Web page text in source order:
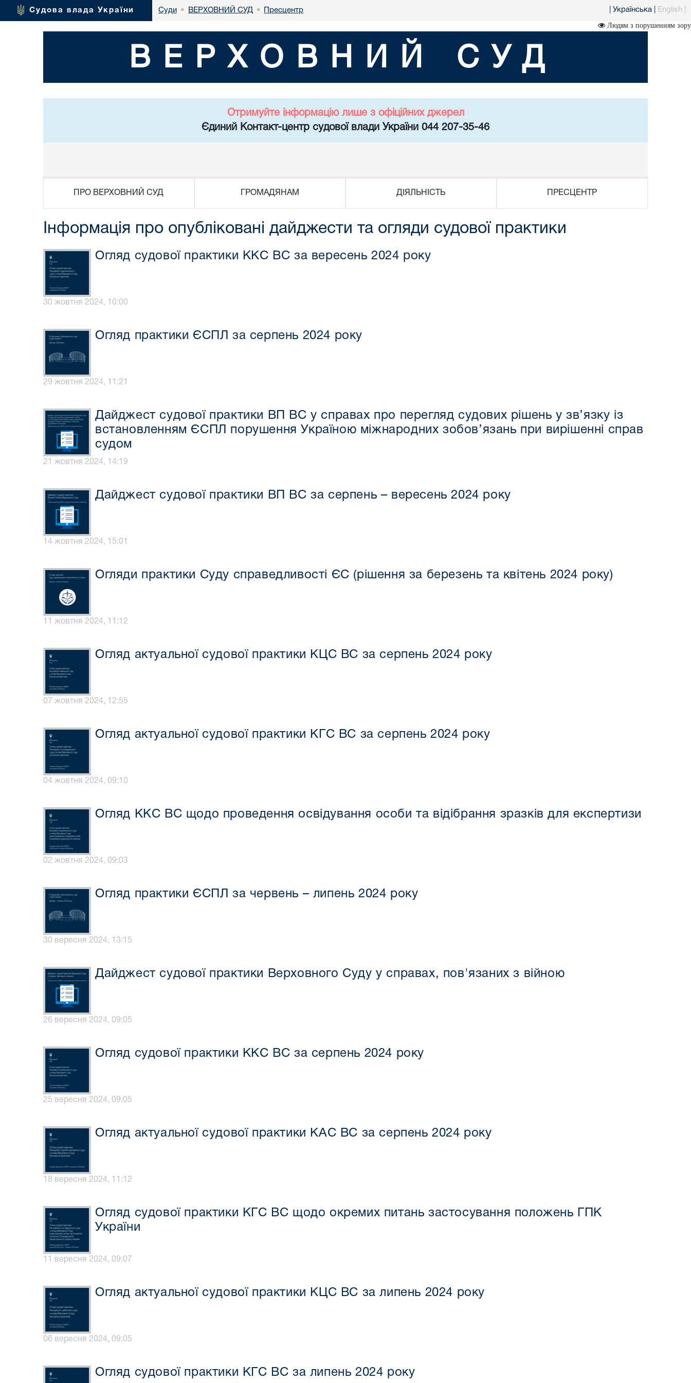
Судова влада України Суди • ВЕРХОВНИЙ СУД • Пресцентр Українська English
Людям з порушенням зору
ВЕРХОВНИЙ СУД
Отримуйте інформацію лише з офіційних джерел
Єдиний Контакт-центр судової влади України 044 207-35-46
ПРО ВЕРХОВНИЙ СУД ГРОМАДЯНАМ ДІЯЛЬНІСТЬ ПРЕСЦЕНТР
Інформація про опубліковані дайджести та огляди судової практики
Огляд судової практики ККС ВС за вересень 2024 року
30 жовтня 2024, 10:00
Огляд практики ЄСПЛ за серпень 2024 року
29 жовтня 2024, 11:21
Дайджест судової практики ВП ВС у справах про перегляд судових рішень у зв’язку із
встановленням ЄСПЛ порушення Україною міжнародних зобов’язань при вирішенні справ
судом
21 жовтня 2024, 14:19
Дайджест судової практики ВП ВС за серпень – вересень 2024 року
14 жовтня 2024, 15:01
Огляди практики Суду справедливості ЄС (рішення за березень та квітень 2024 року)
11 жовтня 2024, 11:12
Огляд актуальної судової практики КЦС ВС за серпень 2024 року
07 жовтня 2024, 12:55
Огляд актуальної судової практики КГС ВС за серпень 2024 року
04 жовтня 2024, 09:10
Огляд ККС ВС щодо проведення освідування особи та відібрання зразків для експертизи
02 жовтня 2024, 09:03
Огляд практики ЄСПЛ за червень – липень 2024 року
30 вересня 2024, 13:15
Дайджест судової практики Верховного Суду у справах, пов'язаних з війною
26 вересня 2024, 09:05
Огляд судової практики ККС ВС за серпень 2024 року
25 вересня 2024, 09:05
Огляд актуальної судової практики КАС ВС за серпень 2024 року
18 вересня 2024, 11:12
Огляд судової практики КГС ВС щодо окремих питань застосування положень ГПК
України
11 вересня 2024, 09:07
Огляд актуальної судової практики КЦС ВС за липень 2024 року
06 вересня 2024, 09:05
Огляд судової практики КГС ВС за липень 2024 року